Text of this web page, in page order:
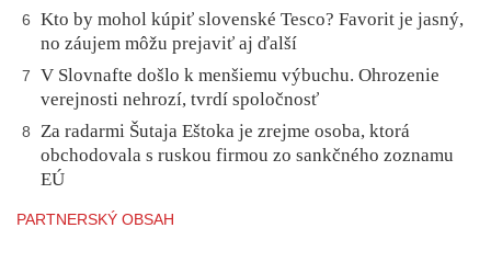
6
Kto by mohol kúpiť slovenské Tesco? Favorit je jasný,
no záujem môžu prejaviť aj ďalší
7
V Slovnafte došlo k menšiemu výbuchu. Ohrozenie
verejnosti nehrozí, tvrdí spoločnosť
8
Za radarmi Šutaja Eštoka je zrejme osoba, ktorá
obchodovala s ruskou firmou zo sankčného zoznamu
EÚ
PARTNERSKÝ OBSAH